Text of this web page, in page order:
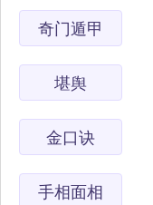
奇门遁甲
堪舆
金口诀
手相面相